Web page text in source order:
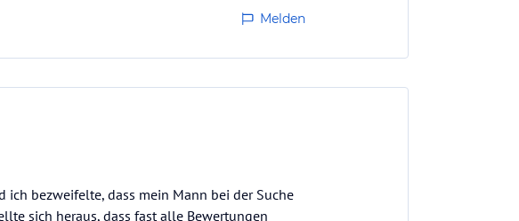
Melden
bezweifelte, dass mein Mann bei der Suche
sich heraus, dass fast alle Bewertungen